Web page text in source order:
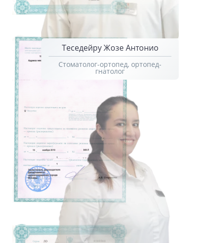
Теседейру Жозе Антонио
Стоматолог-ортопед, ортопед-
гнатолог